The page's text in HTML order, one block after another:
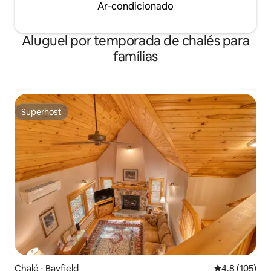
Ar-condicionado
Aluguel por temporada de chalés para
famílias
Superhost
Superhost
Chalé ⋅ Bayfield 4,8 de uma
4,8 (105)